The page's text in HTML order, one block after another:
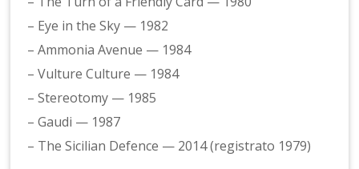
– Eye in the Sky — 1982
– Ammonia Avenue — 1984
– Vulture Culture — 1984
– Stereotomy — 1985
– Gaudi — 1987
– The Sicilian Defence — 2014 (registrato 1979)